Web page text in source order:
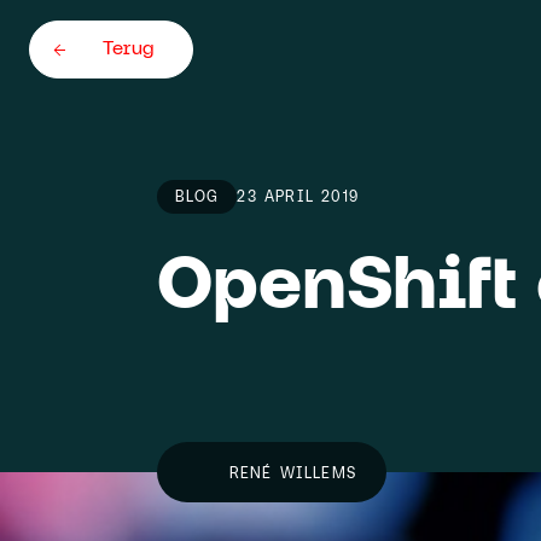
Terug
Home
About
Careers
BLOG 23 APRIL 2019
RENÉ WILLEMS